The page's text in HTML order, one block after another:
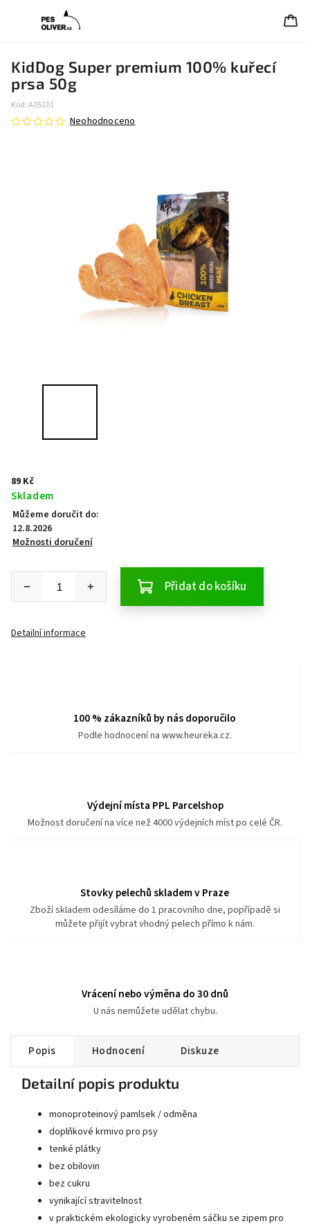
KidDog Super premium 100% kuřecí
prsa 50g
Kód:A05101
Neohodnoceno
89 Kč
Skladem
Můžeme doručit do:
12.8.2026
Možnosti doručení
Přidat do košíku
Detailní informace
100 % zákazníků by nás doporučilo
Podle hodnocení na www.heureka.cz.
Výdejní místa PPL Parcelshop
Možnost doručení na více než 4000 výdejních míst po celé ČR.
Stovky pelechů skladem v Praze
Zboží skladem odesíláme do 1 pracovního dne, popřípadě si
můžete přijít vybrat vhodný pelech přímo k nám.
Vrácení nebo výměna do 30 dnů
U nás nemůžete udělat chybu.
Popis Hodnocení Diskuze
Detailní popis produktu
monoproteinový pamlsek / odměna
doplňkové krmivo pro psy
tenké plátky
bez obilovin
bez cukru
vynikající stravitelnost
v praktickém ekologicky vyrobeném sáčku se zipem pro